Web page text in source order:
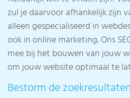
zul je daarvoor afhankelijk zijn
alleen gespecialiseerd in
ook in online marketing. Ons
mee bij het bouwen van jouw
om jouw website optimaal te
Bestorm de zoekresultaten